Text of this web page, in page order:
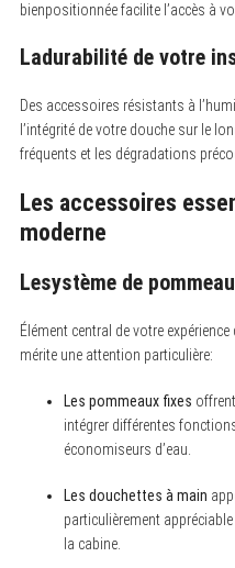
bienpositionnée facilite l’accès à
Ladurabilité de votre
Des accessoires résistants à
l’intégrité de votre douche sur le
fréquents et les dégradations
Les accessoires
moderne
Lesystème de
Élément central de votre
mérite une attention particulière:
Les pommeaux fixes
intégrer différentes
économiseurs d’eau.
Les douchettes à main
particulièrement
la cabine.